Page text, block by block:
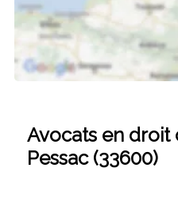
Avocats en droit
Pessac (33600)